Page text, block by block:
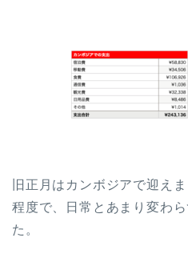
旧正月はカンボジアで迎え
程度で、日常とあまり変わ
た。